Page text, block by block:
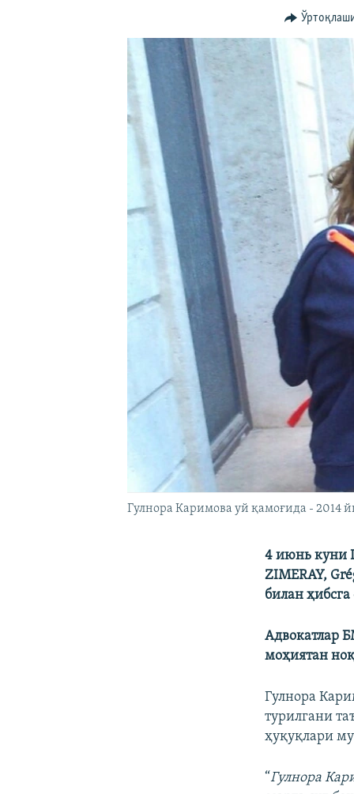
Гулнора Каримова уй қамоғида - 2014
4 июнь куни
ZIMERAY,
билан
Адвокатлар
моҳиятан
Гулнора
турилгани
ҳуқуқлари
“Гулнора